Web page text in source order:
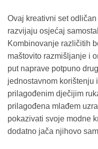
Ovaj kreativni set
razvijaju osjećaj
Kombinovanje različitih
maštovito razmišljanje i
put naprave potpuno
jednostavnom korištenju
prilagođenim dječijim
prilagođena mlađem
pokazivati svoje modne
dodatno jača njihovo